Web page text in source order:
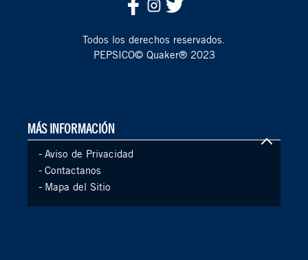
Todos los derechos reservados.
PEPSICO© Quaker® 2023
MÁS INFORMACIÓN
- Aviso de Privacidad
- Contactanos
- Mapa del Sitio